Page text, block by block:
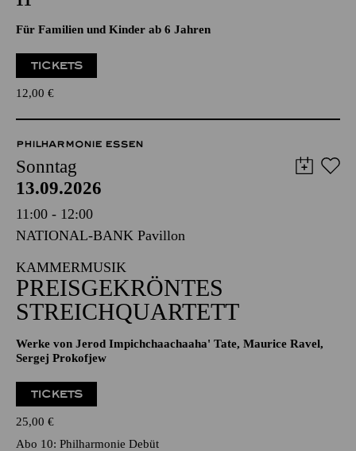
Für Familien und Kinder ab 6 Jahren
TICKETS
12,00 €
PHILHARMONIE ESSEN
Sonntag
13.09.2026
11:00 - 12:00
NATIONAL-BANK Pavillon
KAMMERMUSIK
PREISGEKRÖNTES
STREICHQUARTETT
Werke von Jerod Impichchaachaaha' Tate, Maurice Ravel,
Sergej Prokofjew
TICKETS
25,00 €
Abo 10: Philharmonie Debüt